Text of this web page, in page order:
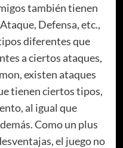
también tienen
Defensa, etc.,
diferentes que
a ciertos ataques,
existen ataques
tienen ciertos tipos,
al igual que
Como un plus
el juego no